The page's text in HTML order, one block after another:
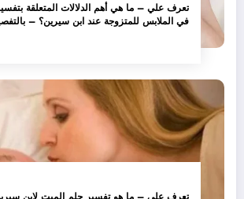
تعرف علي – ما هي أهم الدلالات المتعلقة
في الملابس للمتزوجة عند ابن سيرين؟ –